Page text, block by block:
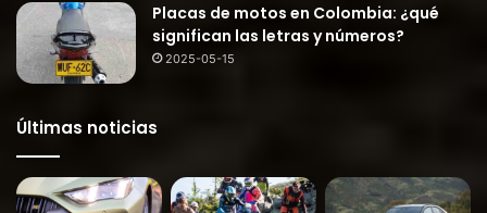
Placas de motos en Colombia: ¿qué
significan las letras y números?
2025-05-15
Últimas noticias